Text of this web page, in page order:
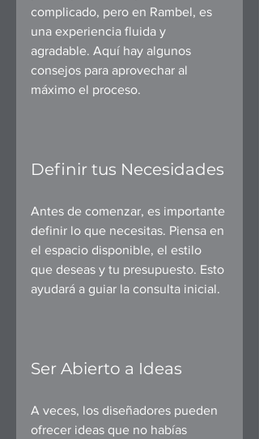
complicado, pero en Rambel, es
una experiencia fluida y
agradable. Aquí hay algunos
consejos para aprovechar al
máximo el proceso.
Definir tus Necesidades
Antes de comenzar, es importante
definir lo que necesitas. Piensa en
el espacio disponible, el estilo
que deseas y tu presupuesto. Esto
ayudará a guiar la consulta inicial.
Ser Abierto a Ideas
A veces, los diseñadores pueden
ofrecer ideas que no habías